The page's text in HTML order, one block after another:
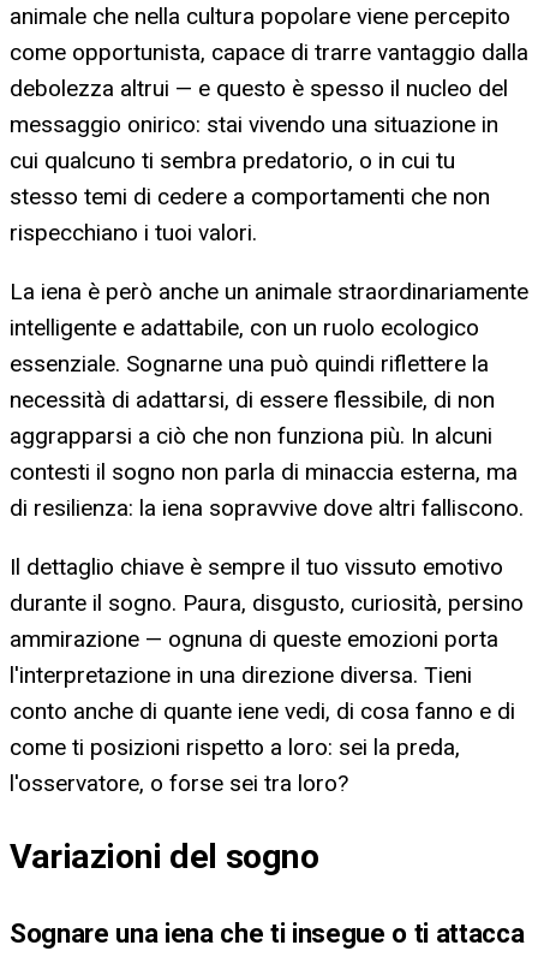
animale che nella cultura popolare viene percepito
come opportunista, capace di trarre vantaggio dalla
debolezza altrui — e questo è spesso il nucleo del
messaggio onirico: stai vivendo una situazione in
cui qualcuno ti sembra predatorio, o in cui tu
stesso temi di cedere a comportamenti che non
rispecchiano i tuoi valori.
La iena è però anche un animale straordinariamente
intelligente e adattabile, con un ruolo ecologico
essenziale. Sognarne una può quindi riflettere la
necessità di adattarsi, di essere flessibile, di non
aggrapparsi a ciò che non funziona più. In alcuni
contesti il sogno non parla di minaccia esterna, ma
di resilienza: la iena sopravvive dove altri falliscono.
Il dettaglio chiave è sempre il tuo vissuto emotivo
durante il sogno. Paura, disgusto, curiosità, persino
ammirazione — ognuna di queste emozioni porta
l'interpretazione in una direzione diversa. Tieni
conto anche di quante iene vedi, di cosa fanno e di
come ti posizioni rispetto a loro: sei la preda,
l'osservatore, o forse sei tra loro?
Variazioni del sogno
Sognare una iena che ti insegue o ti attacca